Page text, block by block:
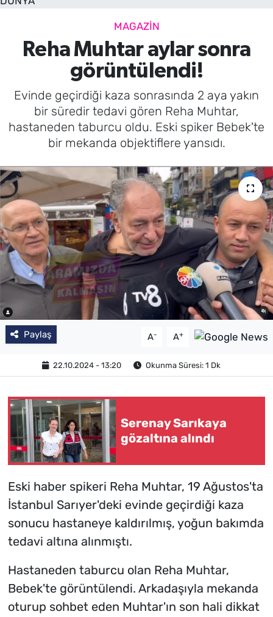
MAGAZİN
Reha Muhtar aylar sonra
görüntülendi!
Evinde geçirdiği kaza sonrasında 2 aya yakın
bir süredir tedavi gören Reha Muhtar,
hastaneden taburcu oldu. Eski spiker Bebek'te
bir mekanda objektiflere yansıdı.
Paylaş A- A+
22.10.2024 - 13:20 Okunma Süresi: 1 Dk
Serenay Sarıkaya
gözaltına alındı
Eski haber spikeri Reha Muhtar, 19 Ağustos'ta
İstanbul Sarıyer'deki evinde geçirdiği kaza
sonucu hastaneye kaldırılmış, yoğun bakımda
tedavi altına alınmıştı.
Hastaneden taburcu olan Reha Muhtar,
Bebek'te görüntülendi. Arkadaşıyla mekanda
oturup sohbet eden Muhtar'ın son hali dikkat